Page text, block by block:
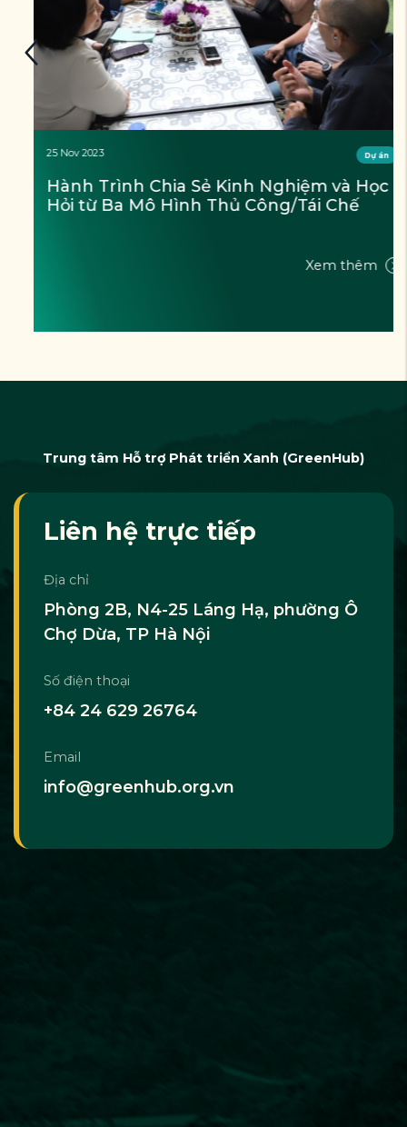
25 Nov 2023 Dự án
Hành Trình Chia Sẻ Kinh Nghiệm và Học
Hỏi từ Ba Mô Hình Thủ Công/Tái Chế
Xem thêm
Trung tâm Hỗ trợ Phát triển Xanh (GreenHub)
Liên hệ trực tiếp
Địa chỉ
Phòng 2B, N4-25 Láng Hạ, phường Ô
Chợ Dừa, TP Hà Nội
Số điện thoại
+84 24 629 26764
Email
info@greenhub.org.vn